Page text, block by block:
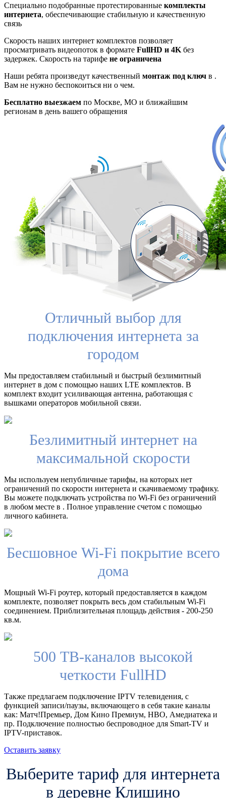
Специально подобранные протестированные комплекты
интернета, обеспечивающие стабильную и качественную
связь
Скорость наших интернет комплектов позволяет
просматривать видеопоток в формате FullHD и 4K без
задержек. Скорость на тарифе не ограничена
Наши ребята произведут качественный монтаж под ключ в .
Вам не нужно беспокоиться ни о чем.
Бесплатно выезжаем по Москве, МО и ближайшим
регионам в день вашего обращения
Отличный выбор для
подключения интернета за
городом
Мы предоставляем стабильный и быстрый безлимитный
интернет в дом с помощью наших LTE комплектов. В
комплект входит усиливающая антенна, работающая с
вышками операторов мобильной связи.
Безлимитный интернет на
максимальной скорости
Мы используем непубличные тарифы, на которых нет
ограничений по скорости интернета и скачиваемому трафику.
Вы можете подключать устройства по Wi-Fi без ограничений
в любом месте в . Полное управление счетом с помощью
личного кабинета.
Бесшовное Wi-Fi покрытие всего
дома
Мощный Wi-Fi роутер, который предоставляется в каждом
комплекте, позволяет покрыть весь дом стабильным Wi-Fi
соединением. Приблизительная площадь действия - 200-250
кв.м.
500 ТВ-каналов высокой
четкости FullHD
Также предлагаем подключение IPTV телевидения, с
функцией записи/паузы, включающего в себя такие каналы
как: Матч!Премьер, Дом Кино Премиум, HBO, Амедиатека и
пр. Подключение полностью беспроводное для Smart-TV и
IPTV-приставок.
Оставить заявку
Выберите тариф для интернета
в деревне Клишино